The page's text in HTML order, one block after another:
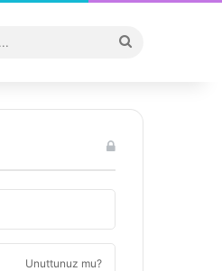
...
Unuttunuz mu?